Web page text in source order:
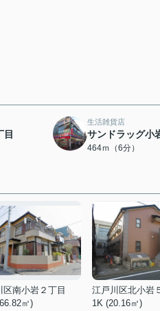
目
生活雑貨店
サンドラッグ小
464ｍ（6分）
区南小岩２丁目
㎡)
江戸川区北小岩
1K (20.16㎡)